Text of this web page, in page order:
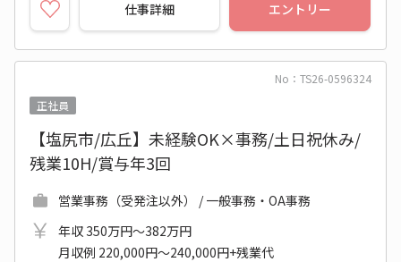
仕事詳細 エントリー
No：TS26-0596324
正社員
【塩尻市/広丘】未経験OK×事務/土日祝休み/
残業10H/賞与年3回
営業事務（受発注以外） / 一般事務・OA事務
年収 350万円～382万円
月収例 220,000円～240,000円+残業代